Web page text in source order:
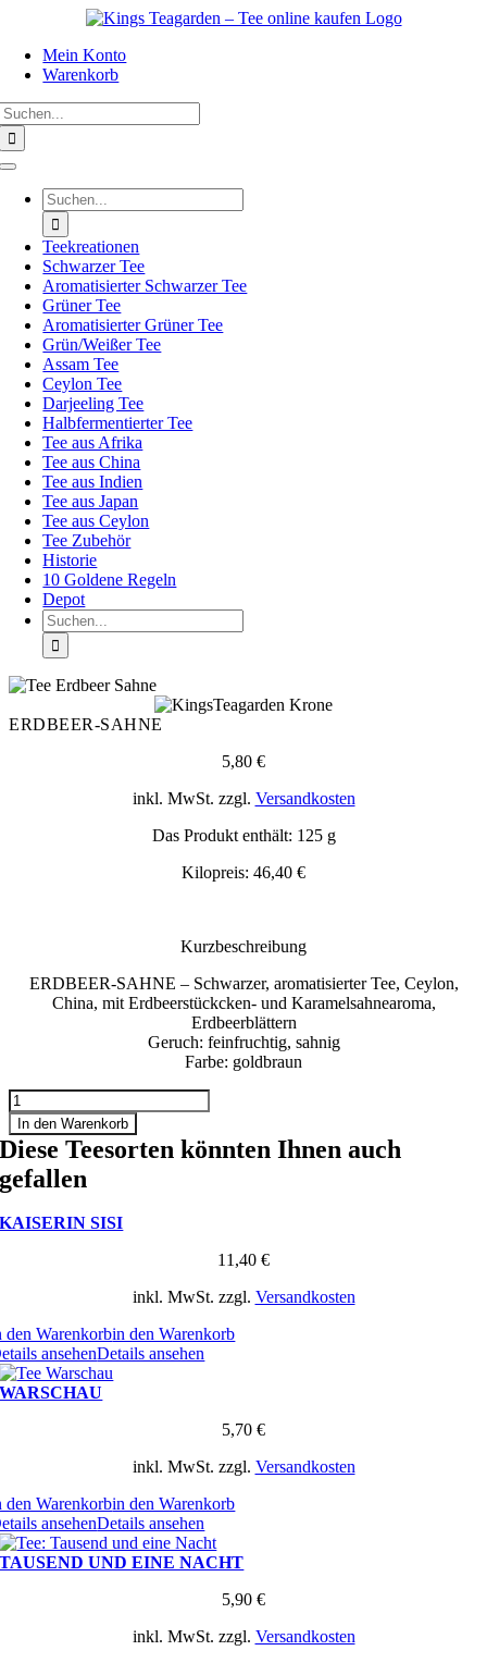
springenMein Konto
Warenkorb
Toggle
Navigation
Suche
nach:
Teekreationen
Schwarzer Tee
Aromatisierter Schwarzer Tee
Grüner Tee
Aromatisierter Grüner Tee
Grün/Weißer Tee
Assam Tee
Ceylon Tee
Darjeeling Tee
Halbfermentierter Tee
Tee aus Afrika
Tee aus China
Tee aus Indien
Tee aus Japan
Tee aus Ceylon
Tee Zubehör
Historie
10 Goldene Regeln
Depot
Suche
nach:
ERDBEER-SAHNE
5,80 €
inkl. MwSt. zzgl. Versandkosten
Das Produkt enthält: 125 g
Kilopreis: 46,40 €
Kurzbeschreibung
ERDBEER-SAHNE – Schwarzer, aromatisierter Tee, Ceylon,
China, mit Erdbeerstückcken- und Karamelsahnearoma,
Erdbeerblättern
Geruch: feinfruchtig, sahnig
Farbe: goldbraun
ERDBEER-
SAHNE
Menge
In den Warenkorb
Diese Teesorten könnten Ihnen auch
gefallen
KAISERIN SISI
11,40 €
inkl. MwSt. zzgl. Versandkosten
den Warenkorbin den Warenkorb
ansehenDetails ansehen
WARSCHAU
5,70 €
inkl. MwSt. zzgl. Versandkosten
den Warenkorbin den Warenkorb
ansehenDetails ansehen
TAUSEND UND EINE NACHT
5,90 €
inkl. MwSt. zzgl. Versandkosten